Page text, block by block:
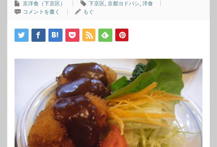
京洋食（下京区）
下京区 京都ヨドバシ 洋食
コメントを書く
もぐ